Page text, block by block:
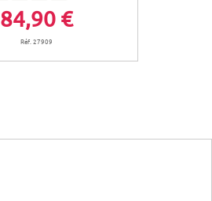
84,90 €
Réf. 27909